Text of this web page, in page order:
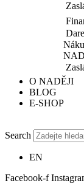
O NADĚJI
BLOG
E-SHOP
Search
EN
Facebook-f